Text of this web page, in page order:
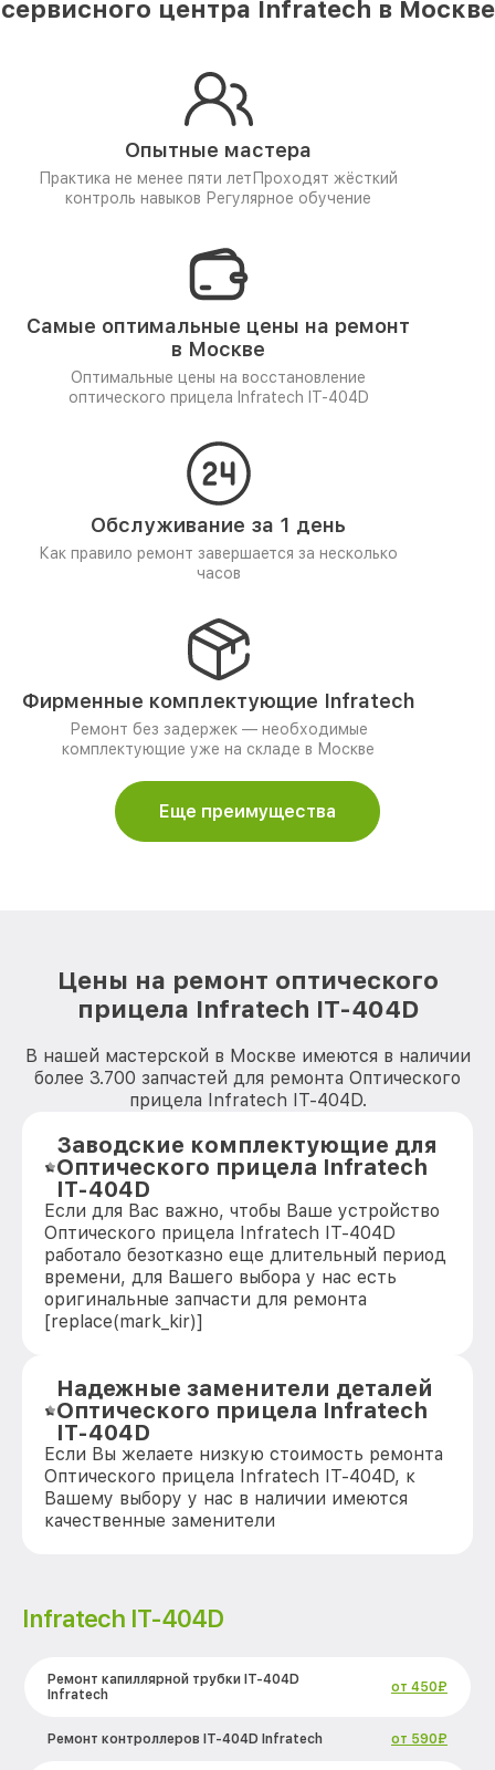
сервисного центра Infratech в Москве
Опытные мастера
Практика не менее пяти лет Проходят жёсткий
контроль навыков Регулярное обучение
Самые оптимальные цены на ремонт
в Москве
Оптимальные цены на восстановление
оптического прицела Infratech IT-404D
Обслуживание за 1 день
Как правило ремонт завершается за несколько
часов
Фирменные комплектующие Infratech
Ремонт без задержек — необходимые
комплектующие уже на складе в Москве
Еще преимущества
Цены на ремонт оптического
прицела Infratech IT-404D
В нашей мастерской в Москве имеются в наличии
более 3.700 запчастей для ремонта Оптического
прицела Infratech IT-404D.
Заводские комплектующие для
Оптического прицела Infratech
IT-404D
Если для Вас важно, чтобы Ваше устройство
Оптического прицела Infratech IT-404D
работало безотказно еще длительный период
времени, для Вашего выбора у нас есть
оригинальные запчасти для ремонта
[replace(mark_kir)]
Надежные заменители деталей
Оптического прицела Infratech
IT-404D
Если Вы желаете низкую стоимость ремонта
Оптического прицела Infratech IT-404D, к
Вашему выбору у нас в наличии имеются
качественные заменители
Infratech IT-404D
Ремонт капиллярной трубки IT-404D
Infratech
от 450₽
Ремонт контроллеров IT-404D Infratech от 590₽